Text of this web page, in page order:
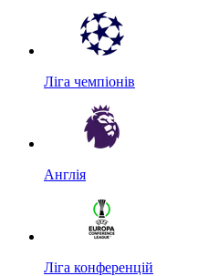
Ліга чемпіонів
Англія
Ліга конференцій